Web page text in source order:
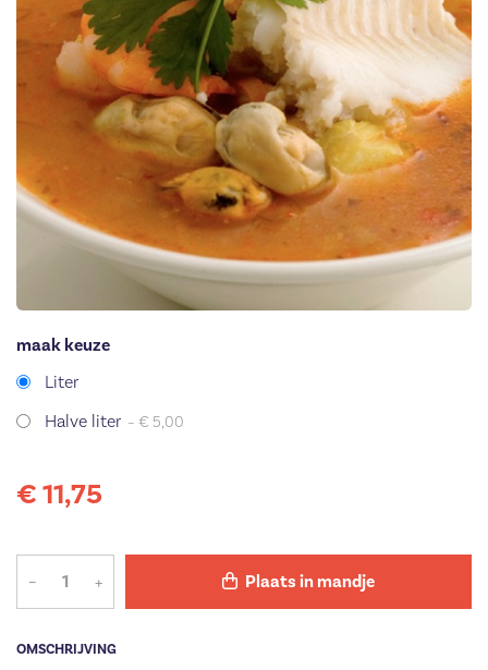
OMSCHRIJVING
maak keuze
Liter
Halve liter – € 5,00
€ 11,75
– + Plaats in mandje